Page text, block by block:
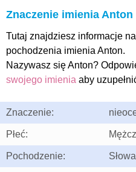
Znaczenie imienia Anton
Tutaj znajdziesz informacje
pochodzenia imienia Anton.
Nazywasz się Anton?
swojego imienia aby
Znaczenie:
Płeć:
Pochodzenie: